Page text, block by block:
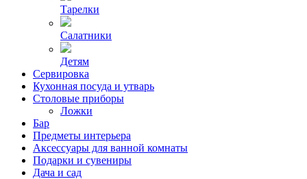
Тарелки
Салатники
Детям
Сервировка
Кухонная посуда и утварь
Столовые приборы
Ложки
Бар
Предметы интерьера
Аксессуары для ванной комнаты
Подарки и сувениры
Дача и сад